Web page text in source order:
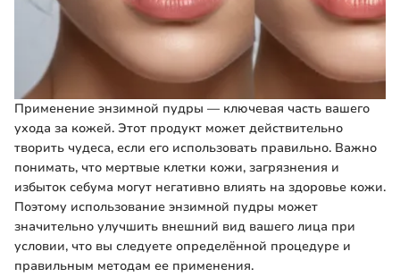
Применение энзимной пудры — ключевая часть вашего
ухода за кожей. Этот продукт может действительно
творить чудеса, если его использовать правильно. Важно
понимать, что мертвые клетки кожи, загрязнения и
избыток себума могут негативно влиять на здоровье кожи.
Поэтому использование энзимной пудры может
значительно улучшить внешний вид вашего лица при
условии, что вы следуете определённой процедуре и
правильным методам ее применения.